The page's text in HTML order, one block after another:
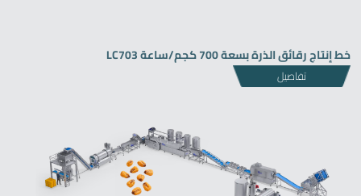
خط إنتاج رقائق الذرة بسعة 700 كجم/ساعة LC703
تفاصيل